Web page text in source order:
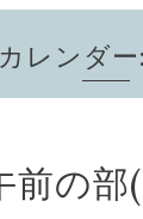
レンダー
前の部